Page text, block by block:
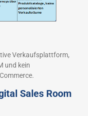
Verkaufsplattform,
und kein
Sales Room